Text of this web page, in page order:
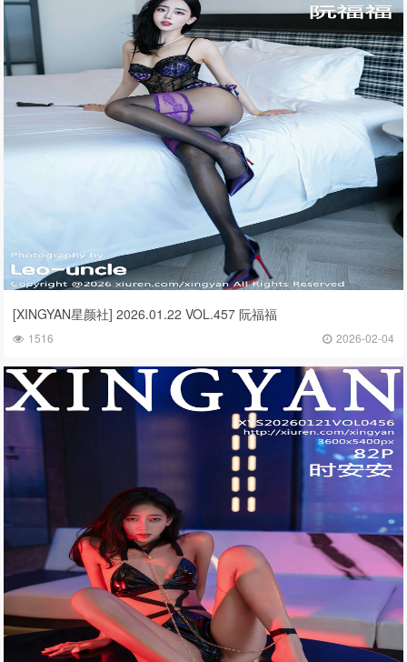
[XINGYAN星颜社] 2026.01.22 VOL.457 阮福福
1516 2026-02-04